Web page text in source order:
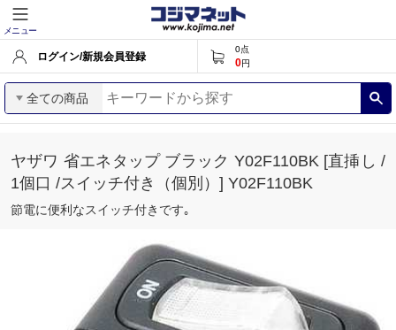
メニュー
ログイン/新規会員登録
0点
0円
全ての商品
ヤザワ 省エネタップ ブラック Y02F110BK [直挿し /
1個口 /スイッチ付き（個別）] Y02F110BK
節電に便利なスイッチ付きです｡